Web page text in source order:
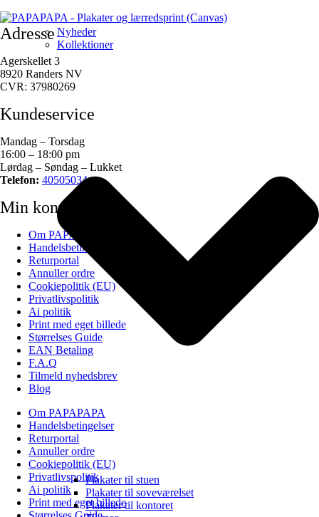
Nyheder
Kollektioner
Plakater til stuen
Plakater til soveværelset
Plakater til kontoret
Adresse
Agerskellet 3
8920 Randers NV
CVR: 37980269
Kundeservice
Mandag – Torsdag
16:00 – 18:00 pm
Lørdag – Søndag – Lukket
Telefon: 40505034
Min konto
Om PAPAPAPA
Handelsbetingelser
Returportal
Annuller ordre
Cookiepolitik (EU)
Privatlivspolitik
Ai politik
Print med eget billede
Størrelses Guide
EAN Betaling
F.A.Q
Tilmeld nyhedsbrev
Blog
Om PAPAPAPA
Handelsbetingelser
Returportal
Annuller ordre
Cookiepolitik (EU)
Privatlivspolitik
Ai politik
Print med eget billede